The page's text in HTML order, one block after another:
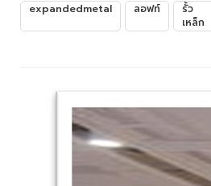
expandedmetal ลอฟท์
รั้ว
เหล็ก